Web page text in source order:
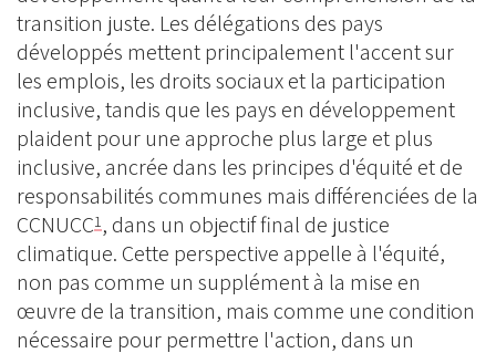
transition juste. Les délégations des pays
développés mettent principalement l'accent sur
les emplois, les droits sociaux et la participation
inclusive, tandis que les pays en développement
plaident pour une approche plus large et plus
inclusive, ancrée dans les principes d'équité et de
responsabilités communes mais différenciées de la
CCNUCC1, dans un objectif final de justice
climatique. Cette perspective appelle à l'équité,
non pas comme un supplément à la mise en
œuvre de la transition, mais comme une condition
nécessaire pour permettre l'action, dans un